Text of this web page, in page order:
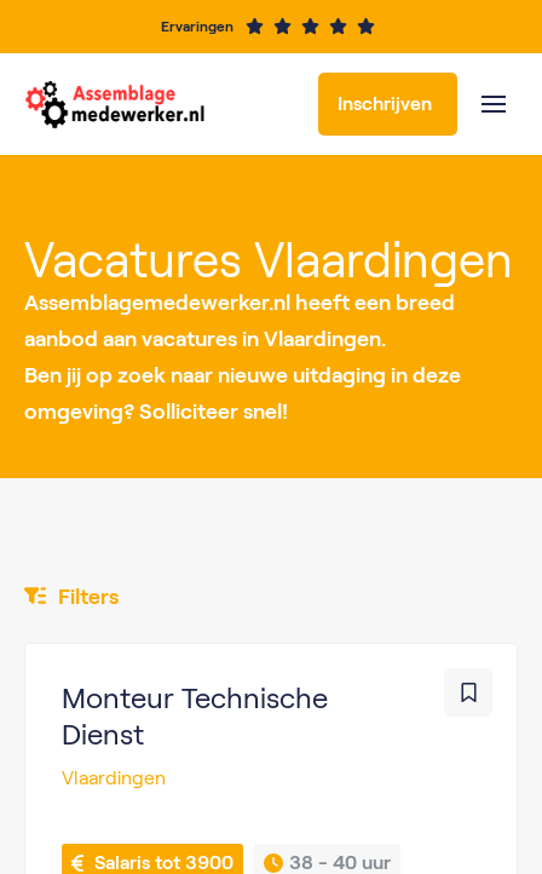
Ervaringen
Inschrijven
Vacatures Vlaardingen
Assemblagemedewerker.nl heeft een breed
aanbod aan vacatures in Vlaardingen.
Ben jij op zoek naar nieuwe uitdaging in deze
omgeving? Solliciteer snel!
Filters
Monteur Technische
Dienst
Vlaardingen
Salaris tot 3900 38 - 40 uur